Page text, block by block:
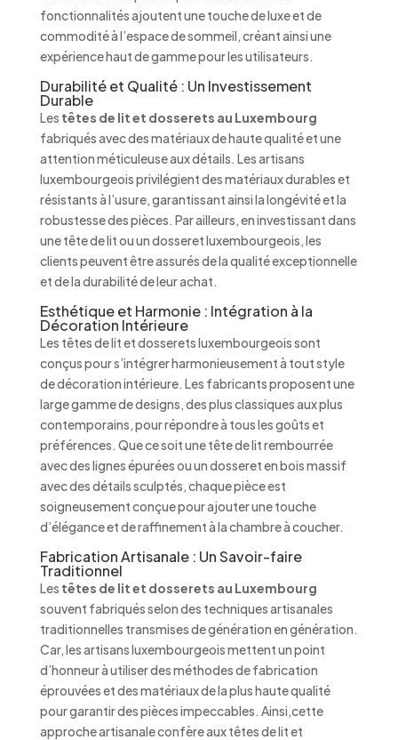
fonctionnalités ajoutent une touche de luxe et de
commodité à l’espace de sommeil, créant ainsi une
expérience haut de gamme pour les utilisateurs.
Durabilité et Qualité : Un Investissement
Durable
Les têtes de lit et dosserets au Luxembourg
fabriqués avec des matériaux de haute qualité et une
attention méticuleuse aux détails. Les artisans
luxembourgeois privilégient des matériaux durables et
résistants à l’usure, garantissant ainsi la longévité et la
robustesse des pièces. Par ailleurs, en investissant dans
une tête de lit ou un dosseret luxembourgeois, les
clients peuvent être assurés de la qualité exceptionnelle
et de la durabilité de leur achat.
Esthétique et Harmonie : Intégration à la
Décoration Intérieure
Les têtes de lit et dosserets luxembourgeois sont
conçus pour s’intégrer harmonieusement à tout style
de décoration intérieure. Les fabricants proposent une
large gamme de designs, des plus classiques aux plus
contemporains, pour répondre à tous les goûts et
préférences. Que ce soit une tête de lit rembourrée
avec des lignes épurées ou un dosseret en bois massif
avec des détails sculptés, chaque pièce est
soigneusement conçue pour ajouter une touche
d’élégance et de raffinement à la chambre à coucher.
Fabrication Artisanale : Un Savoir-faire
Traditionnel
Les têtes de lit et dosserets au Luxembourg
souvent fabriqués selon des techniques artisanales
traditionnelles transmises de génération en génération.
Car, les artisans luxembourgeois mettent un point
d’honneur à utiliser des méthodes de fabrication
éprouvées et des matériaux de la plus haute qualité
pour garantir des pièces impeccables. Ainsi,cette
approche artisanale confère aux têtes de lit et